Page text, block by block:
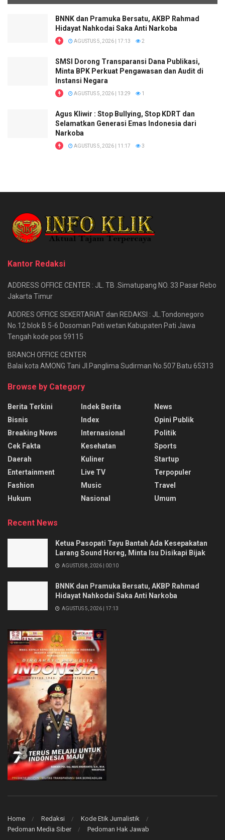
BNNK dan Pramuka Bersatu, AKBP Rahmad
Hidayat Nahkodai Saka Anti Narkoba
AGUSTUS 5, 2026 | 17:13 2
SMSI Dorong Transparansi Dana Publikasi,
Minta BPK Perkuat Pengawasan dan Audit di
Instansi Negara
AGUSTUS 5, 2026 | 13:29 1
Agus Kliwir : Stop Bullying, Stop KDRT dan
Selamatkan Generasi Emas Indonesia dari
Narkoba
AGUSTUS 5, 2026 | 11:17 3
Kantor Redaksi
ADDRESS OFFICE CENTER : JL. TB .Simatupang NO. 33 Pasar Rebo
Jakarta Timur
ADDRES OFFICE SEKERTARIAT dan REDAKSI : JL.Tondonegoro
No.12 blok B 5-6 Dosoman Pati wetan Kabupaten Pati Jawa
Tengah kode pos 59115
BRANCH OFFICE CENTER
Balai kota AMONG Tani Jl.Panglima Sudirman No.507 Batu 65313
Browse by Category
Berita Terkini
Bisnis
Breaking News
Cek Fakta
Daerah
Entertainment
Fashion
Hukum
Indek Berita
Index
Internasional
Kesehatan
Kuliner
Live TV
Music
Nasional
News
Opini Publik
Politik
Sports
Startup
Terpopuler
Travel
Umum
Recent News
Ketua Pasopati Tayu Bantah Ada Kesepakatan
Larang Sound Horeg, Minta Isu Disikapi Bijak
AGUSTUS 8, 2026 | 00:10
BNNK dan Pramuka Bersatu, AKBP Rahmad
Hidayat Nahkodai Saka Anti Narkoba
AGUSTUS 5, 2026 | 17:13
Home Redaksi
Kode Etik Jurnalistik
Pedoman Media Siber
Pedoman Hak Jawab